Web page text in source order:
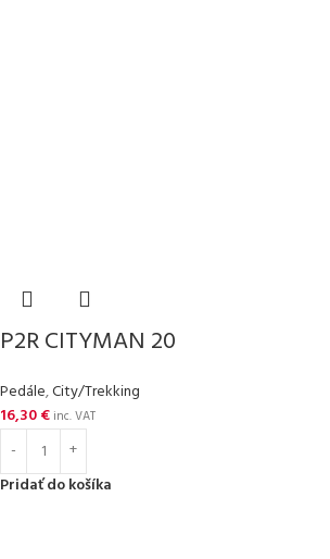
P2R CITYMAN 20
Pedále,City/Trekking
16,30€ inc. VAT
Pridať do košíka